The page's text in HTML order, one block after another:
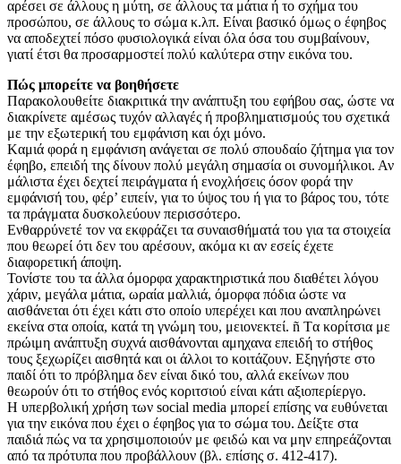
αρέσει σε άλλους η μύτη, σε άλλους τα μάτια ή το σχήμα του
προσώπου, σε άλλους το σώμα κ.λπ. Είναι βασικό όμως ο έφηβος
να αποδεχτεί πόσο φυσιολογικά είναι όλα όσα του συμβαίνουν,
γιατί έτσι θα προσαρμοστεί πολύ καλύτερα στην εικόνα του.
Πώς μπορείτε να βοηθήσετε
Παρακολουθείτε διακριτικά την ανάπτυξη του εφήβου σας, ώστε να
διακρίνετε αμέσως τυχόν αλλαγές ή προβληματισμούς του σχετικά
με την εξωτερική του εμφάνιση και όχι μόνο.
Kαμιά φορά η εμφάνιση ανάγεται σε πολύ σπουδαίο ζήτημα για τον
έφηβο, επειδή της δίνουν πολύ μεγάλη σημασία οι συνομήλικοι. Αν
μάλιστα έχει δεχτεί πειράγματα ή ενοχλήσεις όσον φορά την
εμφάνισή του, φέρ’ ειπείν, για το ύψος του ή για το βάρος του, τότε
τα πράγματα δυσκολεύουν περισσότερο.
Ενθαρρύνετέ τον να εκφράζει τα συναισθήματά του για τα στοιχεία
που θεωρεί ότι δεν του αρέσουν, ακόμα κι αν εσείς έχετε
διαφορετική άποψη.
Τονίστε του τα άλλα όμορφα χαρακτηριστικά που διαθέτει λόγου
χάριν, μεγάλα μάτια, ωραία μαλλιά, όμορφα πόδια ώστε να
αισθάνεται ότι έχει κάτι στο οποίο υπερέχει και που αναπληρώνει
εκείνα στα οποία, κατά τη γνώμη του, μειονεκτεί. ñ Tα κορίτσια με
πρώιμη ανάπτυξη συχνά αισθάνονται αμηχανα επειδή το στήθος
τους ξεχωρίζει αισθητά και οι άλλοι το κοιτάζουν. Εξηγήστε στο
παιδί ότι το πρόβλημα δεν είναι δικό του, αλλά εκείνων που
θεωρούν ότι το στήθος ενός κοριτσιού είναι κάτι αξιοπερίεργο.
Η υπερβολική χρήση των social media μπορεί επίσης να ευθύνεται
για την εικόνα που έχει ο έφηβος για το σώμα του. Δείξτε στα
παιδιά πώς να τα χρησιμοποιούν με φειδώ και να μην επηρεάζονται
από τα πρότυπα που προβάλλουν (βλ. επίσης σ. 412-417).